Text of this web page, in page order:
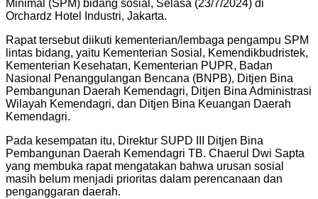
Minimal (SPM) bidang sosial, Selasa (23/7/2024) di
Orchardz Hotel Industri, Jakarta.
Rapat tersebut diikuti kementerian/lembaga pengampu SPM
lintas bidang, yaitu Kementerian Sosial, Kemendikbudristek,
Kementerian Kesehatan, Kementerian PUPR, Badan
Nasional Penanggulangan Bencana (BNPB), Ditjen Bina
Pembangunan Daerah Kemendagri, Ditjen Bina Administrasi
Wilayah Kemendagri, dan Ditjen Bina Keuangan Daerah
Kemendagri.
Pada kesempatan itu, Direktur SUPD III Ditjen Bina
Pembangunan Daerah Kemendagri TB. Chaerul Dwi Sapta
yang membuka rapat mengatakan bahwa urusan sosial
masih belum menjadi prioritas dalam perencanaan dan
penganggaran daerah.